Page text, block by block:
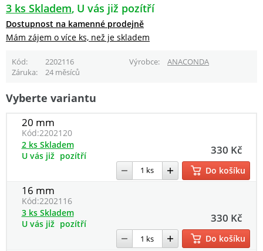
3 ks Skladem U vás již pozítří
Dostupnost na kamenné prodejně
Mám zájem o více ks, než je skladem
Kód 2202116 Výrobce
ANACONDA
Záruka
24 měsíců
Vyberte variantu
20 mm
Kód:2202120
330 Kč
2 ks Skladem
U vás již pozítří
Do košíku
16 mm
Kód:2202116
330 Kč
3 ks Skladem
U vás již pozítří
Do košíku